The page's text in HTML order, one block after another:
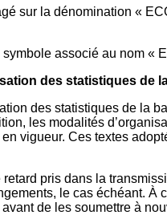
sur la dénomination «
associé au nom «
des statistiques de
des statistiques de la
les modalités
vigueur. Ces textes
pris dans la
le cas échéant. À
de les soumettre à